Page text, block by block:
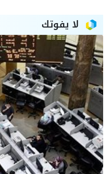
لا يفوتك